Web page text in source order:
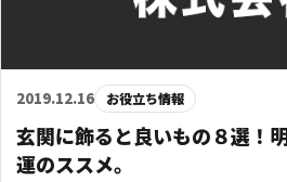
2019.12.16 お役立ち情報
玄関に飾ると良いもの８選！
運のススメ。